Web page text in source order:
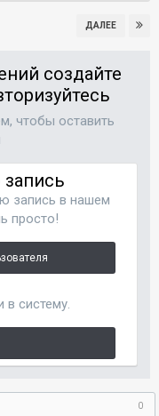
ДАЛЕЕ
создайте
чтобы оставить
запись в нашем
просто!
в систему.
0